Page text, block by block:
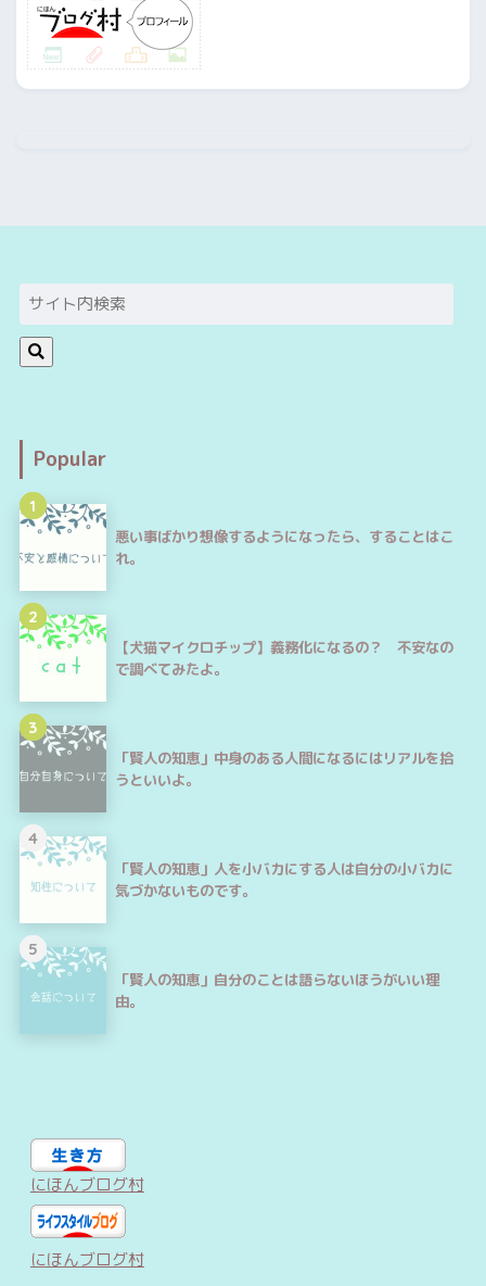
Popular
1
悪い事ばかり想像するようになったら、することはこ
れ。
2
【犬猫マイクロチップ】義務化になるの？ 不安なの
で調べてみたよ。
3
「賢人の知恵」中身のある人間になるにはリアルを拾
うといいよ。
4
「賢人の知恵」人を小バカにする人は自分の小バカに
気づかないものです。
5
「賢人の知恵」自分のことは語らないほうがいい理
由。
にほんブログ村
にほんブログ村